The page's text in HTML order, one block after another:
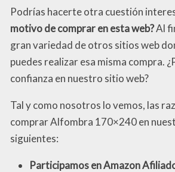
Podrías hacerte otra cuestión
motivo de comprar en esta web?Al
gran variedad de otros sitios web
puedes realizar esa misma compra.
confianza en nuestro sitio web?
Tal y como nosotros lo vemos, las
comprar Alfombra 170×240 en
siguientes:
Participamos en Amazon